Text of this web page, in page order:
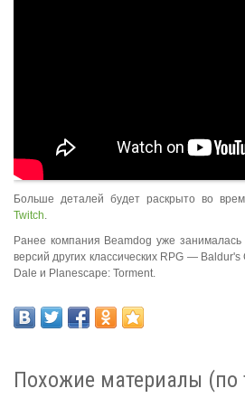
Больше деталей будет раскрыто во
Twitch.
Ранее компания Beamdog уже
версий других классических RPG —
Dale и Planescape: Torment.
Похожие материалы (по